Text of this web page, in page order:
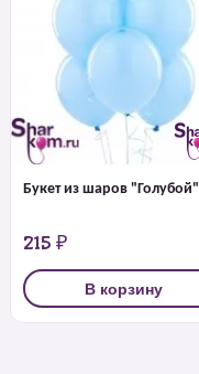
Букет из шаров "Голубой"
215 ₽
В корзину